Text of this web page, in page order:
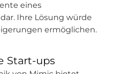
eines
Ihre Lösung würde
ermöglichen.
Start-ups